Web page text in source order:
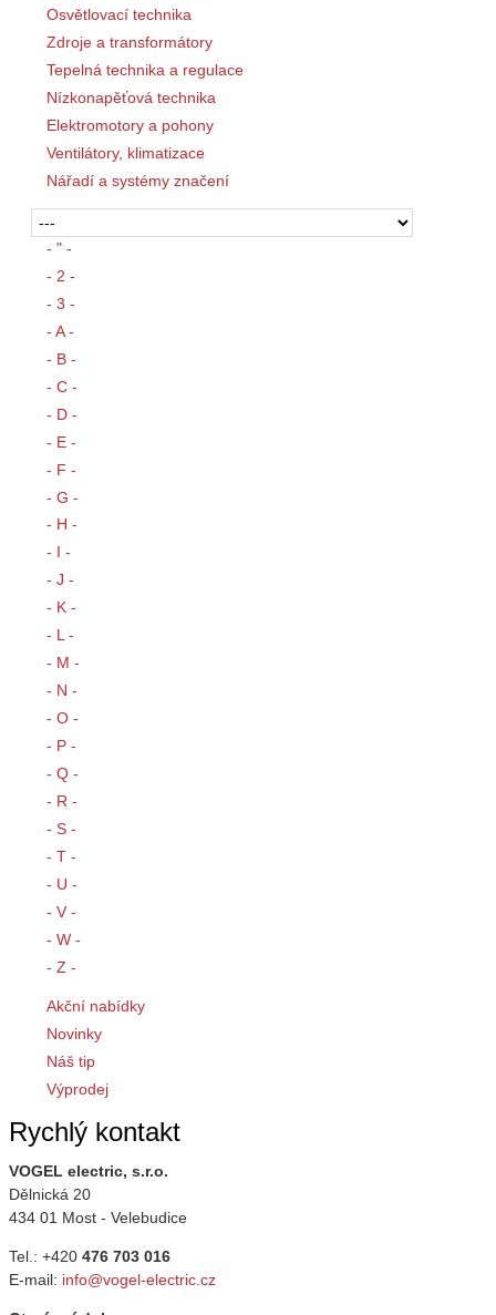
Osvětlovací technika
Zdroje a transformátory
Tepelná technika a regulace
Nízkonapěťová technika
Elektromotory a pohony
Ventilátory, klimatizace
Nářadí a systémy značení
- " -
- 2 -
- 3 -
- A -
- B -
- C -
- D -
- E -
- F -
- G -
- H -
- I -
- J -
- K -
- L -
- M -
- N -
- O -
- P -
- Q -
- R -
- S -
- T -
- U -
- V -
- W -
- Z -
Akční nabídky
Novinky
Náš tip
Výprodej
Rychlý kontakt
VOGEL electric, s.r.o.
Dělnická 20
434 01 Most - Velebudice
Tel.: +420 476 703 016
E-mail: info@vogel-electric.cz